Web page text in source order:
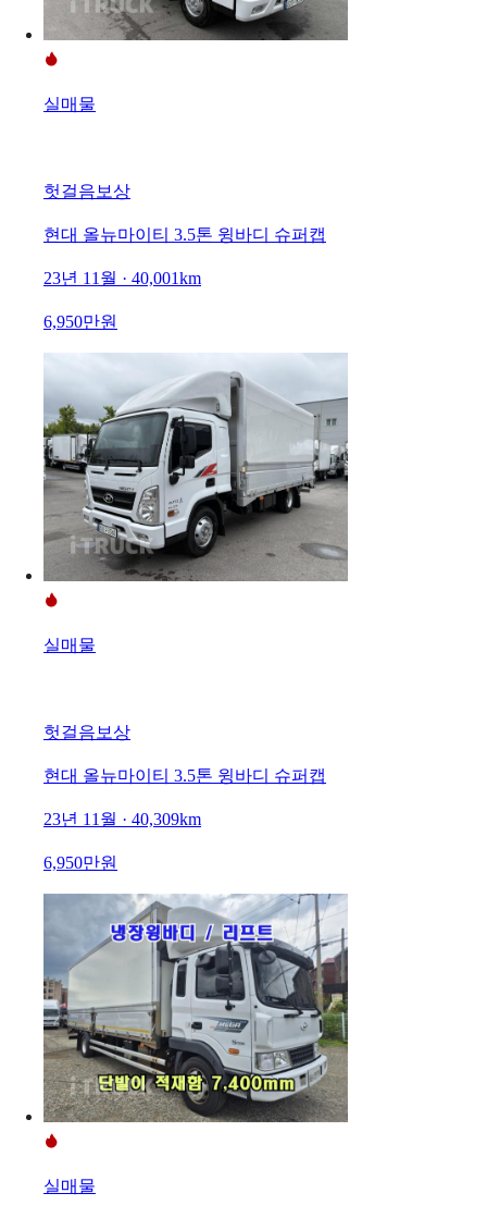
실매물
헛걸음보상
현대 올뉴마이티 3.5톤 윙바디 슈퍼캡
23년 11월 · 40,001km
6,950만원
실매물
헛걸음보상
현대 올뉴마이티 3.5톤 윙바디 슈퍼캡
23년 11월 · 40,309km
6,950만원
실매물